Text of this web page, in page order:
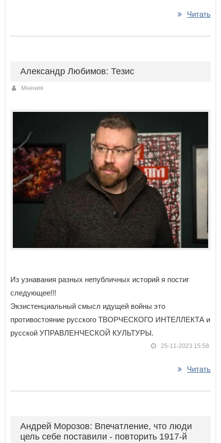
Читать
Александр Любимов: Тезис
Мнения
Из узнавания разных непубличных историй я постиг
следующее!!!
Экзистенциальный смысл идущей войны это
противостояние русского ТВОРЧЕСКОГО ИНТЕЛЛЕКТА и
русской УПРАВЛЕНЧЕСКОЙ КУЛЬТУРЫ.
25-11-2023 15:58
Читать
Андрей Морозов: Впечатление, что люди
цель себе поставили - повторить 1917-й